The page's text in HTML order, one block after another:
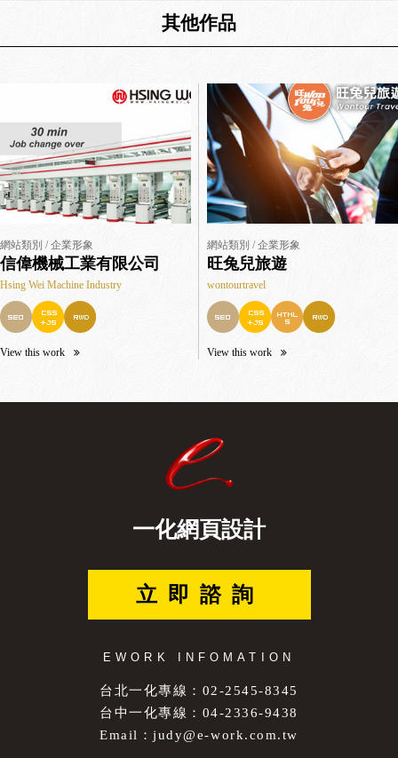
其他作品
網站類別 / 企業形象
信偉機械工業有限公司
Hsing Wei Machine Industry
View this work
網站類別 / 企業形象
旺兔兒旅遊
wontourtravel
View this work
一化網頁設計
立即諮詢
EWORK INFOMATION
台北一化專線：02-2545-8345
台中一化專線：04-2336-9438
Email：judy@e-work.com.tw